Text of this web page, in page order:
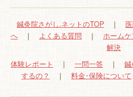
鍼灸院さがし.ネットのTOP ｜
へ ｜ よくある質問 ｜ ホームケ
解決
体験レポート
｜ 一問一答 ｜
するの？
｜ 料金･保険について